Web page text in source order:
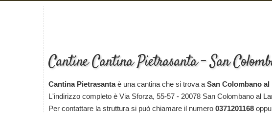
Cantine Cantina Pietrasanta - San
Cantina Pietrasantaè una cantina che si trova a San Colombano al
L'indirizzo completo è Via Sforza, 55-57 - 20078 San Colombano al
Per contattare la struttura si può chiamare il numero 0371201168